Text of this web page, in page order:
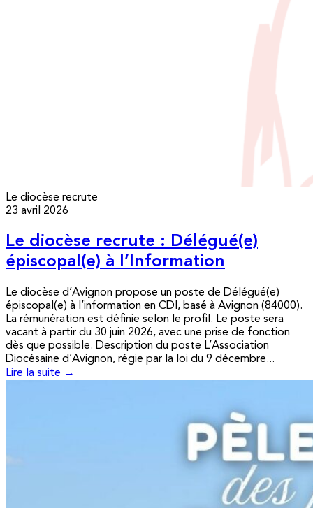
Le diocèse recrute
23 avril 2026
Le diocèse recrute : Délégué(e)
épiscopal(e) à l’Information
Le diocèse d’Avignon propose un poste de Délégué(e)
épiscopal(e) à l’information en CDI, basé à Avignon (84000).
La rémunération est définie selon le profil. Le poste sera
vacant à partir du 30 juin 2026, avec une prise de fonction
dès que possible. Description du poste L’Association
Diocésaine d’Avignon, régie par la loi du 9 décembre...
Lire la suite →